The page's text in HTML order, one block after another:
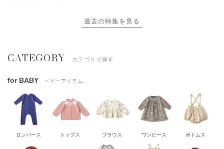
過去の特集を見る
CATEGORY カテゴリで探す
for BABY ベビーアイテム
ロンパース トップス ブラウス ワンピース ボトムス